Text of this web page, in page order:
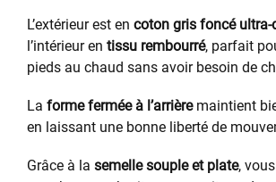
L’extérieur est en coton gris foncé ultra-
l’intérieur en tissu rembourré, parfait
pieds au chaud sans avoir besoin de
La forme fermée à l’arrièremaintient
en laissant une bonne liberté de
Grâce à la semelle souple et plate,